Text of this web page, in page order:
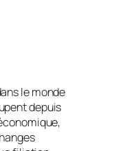
le monde
depuis